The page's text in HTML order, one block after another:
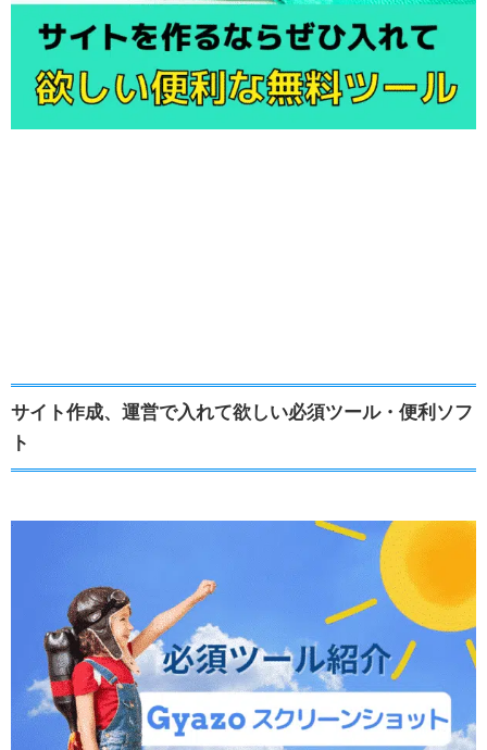
サイト作成、運営で入れて欲しい必須ツール・便利ソフ
ト